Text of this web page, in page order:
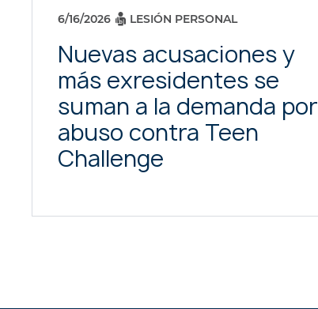
6/16/2026 LESIÓN PERSONAL
Nuevas acusaciones y
más exresidentes se
suman a la demanda por
abuso contra Teen
Challenge